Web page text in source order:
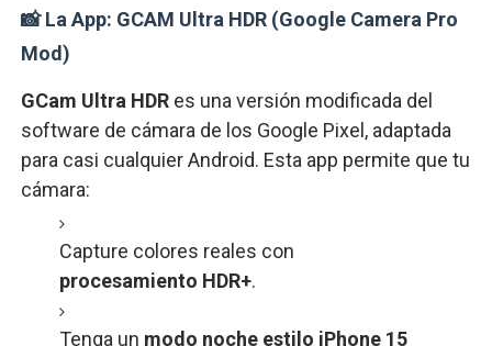
📸La App: GCAM Ultra HDR (Google Camera Pro
Mod)
GCam Ultra HDR es una versión modificada del
software de cámara de los Google Pixel, adaptada
para casi cualquierAndroid. Esta app permite que tu
cámara:
Capture colores reales con
procesamiento HDR+.
Tenga un modo noche estilo iPhone 15